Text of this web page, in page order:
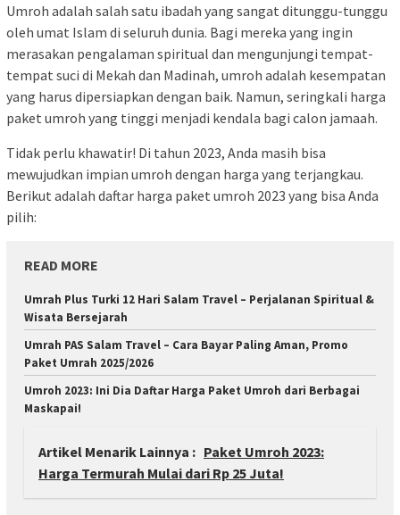
Umroh adalah salah satu ibadah yang sangat ditunggu-tunggu
oleh umat Islam di seluruh dunia. Bagi mereka yang ingin
merasakan pengalaman spiritual dan mengunjungi tempat-
tempat suci di Mekah dan Madinah, umroh adalah kesempatan
yang harus dipersiapkan dengan baik. Namun, seringkali harga
paket umroh yang tinggi menjadi kendala bagi calon jamaah.
Tidak perlu khawatir! Di tahun 2023, Anda masih bisa
mewujudkan impian umroh dengan harga yang terjangkau.
Berikut adalah daftar harga paket umroh 2023 yang bisa Anda
pilih:
READ MORE
Umrah Plus Turki 12 Hari Salam Travel – Perjalanan Spiritual &
Wisata Bersejarah
Umrah PAS Salam Travel – Cara Bayar Paling Aman, Promo
Paket Umrah 2025/2026
Umroh 2023: Ini Dia Daftar Harga Paket Umroh dari Berbagai
Maskapai!
Artikel Menarik Lainnya : Paket Umroh 2023:
Harga Termurah Mulai dari Rp 25 Juta!